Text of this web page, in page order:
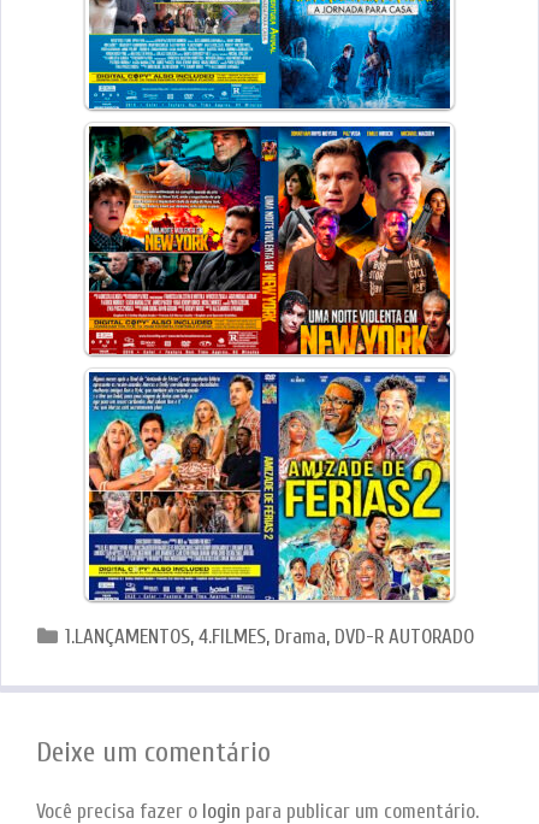
Categorias
1.LANÇAMENTOS,4.FILMES, Drama, DVD-R AUTORADO
Deixe um comentário
Você precisa fazer o login para publicar um comentário.